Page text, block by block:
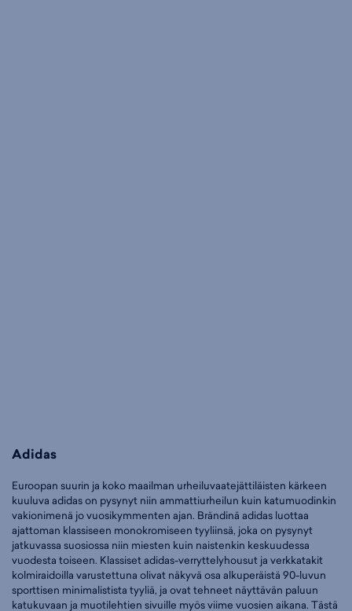
Adidas
Euroopan suurin ja koko maailman urheiluvaatejättiläisten kärkeen
kuuluva adidas on pysynyt niin ammattiurheilun kuin katumuodinkin
vakionimenä jo vuosikymmenten ajan. Brändinä adidas luottaa
ajattoman klassiseen monokromiseen tyyliinsä, joka on pysynyt
jatkuvassa suosiossa niin miesten kuin naistenkin keskuudessa
vuodesta toiseen. Klassiset adidas-verryttelyhousut ja verkkatakit
kolmiraidoilla varustettuna olivat näkyvä osa alkuperäistä 90-luvun
sporttisen minimalistista tyyliä, ja ovat tehneet näyttävän paluun
katukuvaan ja muotilehtien sivuille myös viime vuosien aikana. Tästä